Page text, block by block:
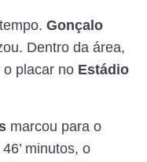
Gonçalo
Dentro da área,
placar no Estádio
marcou para o
minutos, o